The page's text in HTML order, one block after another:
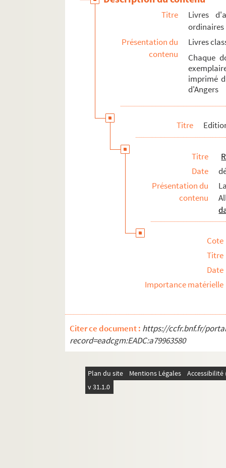
Michaël Glück.Pénélope, la
Marc Alyn et Nohad Salameh.Le
Editions Aencrages & Co
Editions Claude Blaizot
Editions Les Îles lointaines
Bibliothèque personnelle
Fonds des Editions d'art FMA
Titre
Livres
ordinaires
Présentation du
contenu
Livres
Chaque
imprimé
d'Angers
Titre
Titre
Date
Présentation du
contenu
Cote
Titre
Date
Importance matérielle
Citer ce document : https://ccfr.bnf.fr/
record=eadcgm:EADC:a79963580
Plan du site Mentions Légales
v 31.1.0